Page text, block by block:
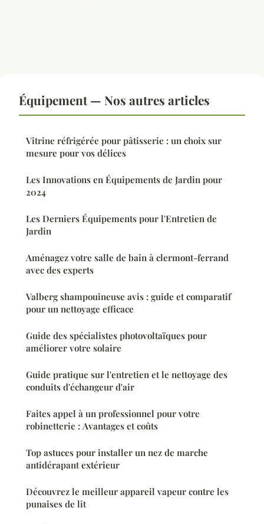
Équipement — Nos autres articles
Vitrine réfrigérée pour pâtisserie : un choix sur
mesure pour vos délices
Les Innovations en Équipements de Jardin pour
2024
Les Derniers Équipements pour l'Entretien de
Jardin
Aménagez votre salle de bain à clermont-ferrand
avec des experts
Valberg shampouineuse avis : guide et comparatif
pour un nettoyage efficace
Guide des spécialistes photovoltaïques pour
améliorer votre solaire
Guide pratique sur l'entretien et le nettoyage des
conduits d'échangeur d'air
Faites appel à un professionnel pour votre
robinetterie : Avantages et coûts
Top astuces pour installer un nez de marche
antidérapant extérieur
Découvrez le meilleur appareil vapeur contre les
punaises de lit